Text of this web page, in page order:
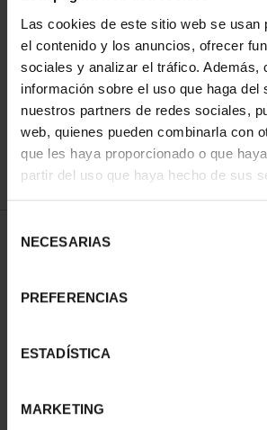
Las cookies de este sitio web se usan
el contenido y los anuncios, ofrecer
sociales y analizar el tráfico. Además,
información sobre el uso que haga del
nuestros partners de redes sociales,
web, quienes pueden combinarla con
que les haya proporcionado o que
partir del uso que haya hecho de sus
NECESARIAS
PREFERENCIAS
ESTADÍSTICA
MARKETING
ORDENAR POR:
REFINAR
2 Productos encontrados